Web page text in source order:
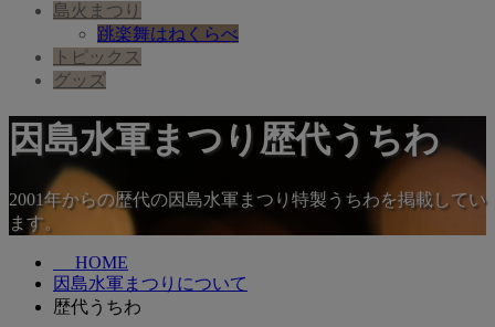
島火まつり
跳楽舞はねくらべ
トピックス
グッズ
因島水軍まつり歴代うちわ
2001年からの歴代の因島水軍まつり特製うちわを掲載してい
ます。
HOME
因島水軍まつりについて
歴代うちわ